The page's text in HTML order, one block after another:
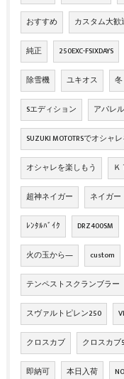
おすすめ カスタム大歓
純正 250EXC-FSIXDAYS
除雪機 ユキオス 冬
Sエディション アパレ
SUZUKI MOTOTRSでオシャ
オシャレを楽しもう Ｋ
超神ネイガー ネイガー
ﾚﾝﾀﾙﾊﾞｲｸ DRZ400SM
火の玉から― custom
テンペストスクランブラー
スヴァルトピレン250
クロスカブ クロスカブ
即納可 本日入荷